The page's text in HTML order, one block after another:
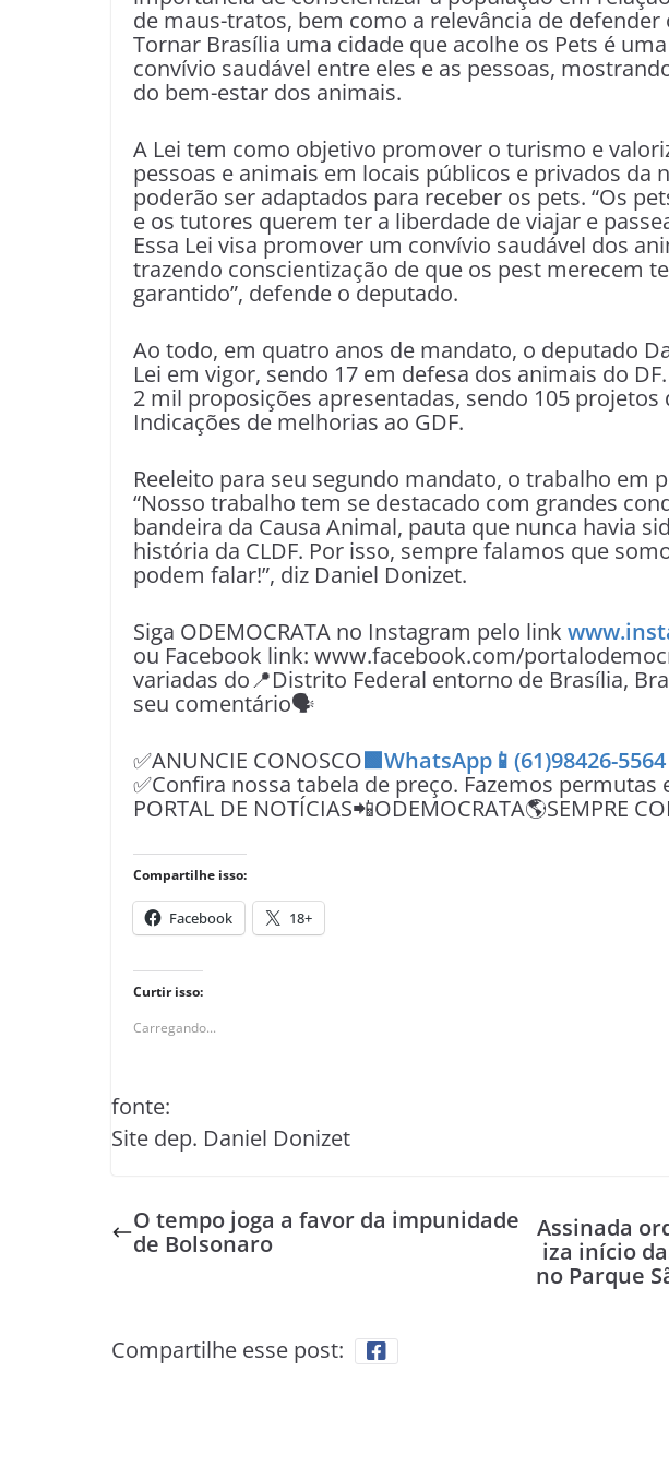
de maus-tratos, bem como a relevância de
Tornar Brasília uma cidade que acolhe os Pets é
convívio saudável entre eles e as pessoas,
do bem-estar dos animais.
A Lei tem como objetivo promover o turismo e
pessoas e animais em locais públicos e privados da
poderão ser adaptados para receber os pets. “Os
e os tutores querem ter a liberdade de viajar e
Essa Lei visa promover um convívio saudável dos
trazendo conscientização de que os pest merecem
garantido”, defende o deputado.
Ao todo, em quatro anos de mandato, o deputado
Lei em vigor, sendo 17 em defesa dos animais do
2 mil proposições apresentadas, sendo 105 projetos
Indicações de melhorias ao GDF.
Reeleito para seu segundo mandato, o trabalho em
“Nosso trabalho tem se destacado com grandes
bandeira da Causa Animal, pauta que nunca havia
história da CLDF. Por isso, sempre falamos que
podem falar!”, diz Daniel Donizet.
Siga ODEMOCRATA no Instagram pelo link
ou Facebook link: www.facebook.com/
variadas do📍Distrito Federal entorno de Brasília,
seu comentário🗣
✅ANUNCIE CONOSCO🟩WhatsApp📱(61)98426-5564
✅Confira nossa tabela de preço. Fazemos permutas
PORTAL DE NOTÍCIAS📲ODEMOCRATA🌎SEMPRE
Compartilhe isso:
Facebook 18+
Curtir isso:
Carregando...
fonte:
Site dep. Daniel Donizet
O tempo joga a favor da impunidade
de Bolsonaro
Assinada
iza início
no Parque
Compartilhe esse post: